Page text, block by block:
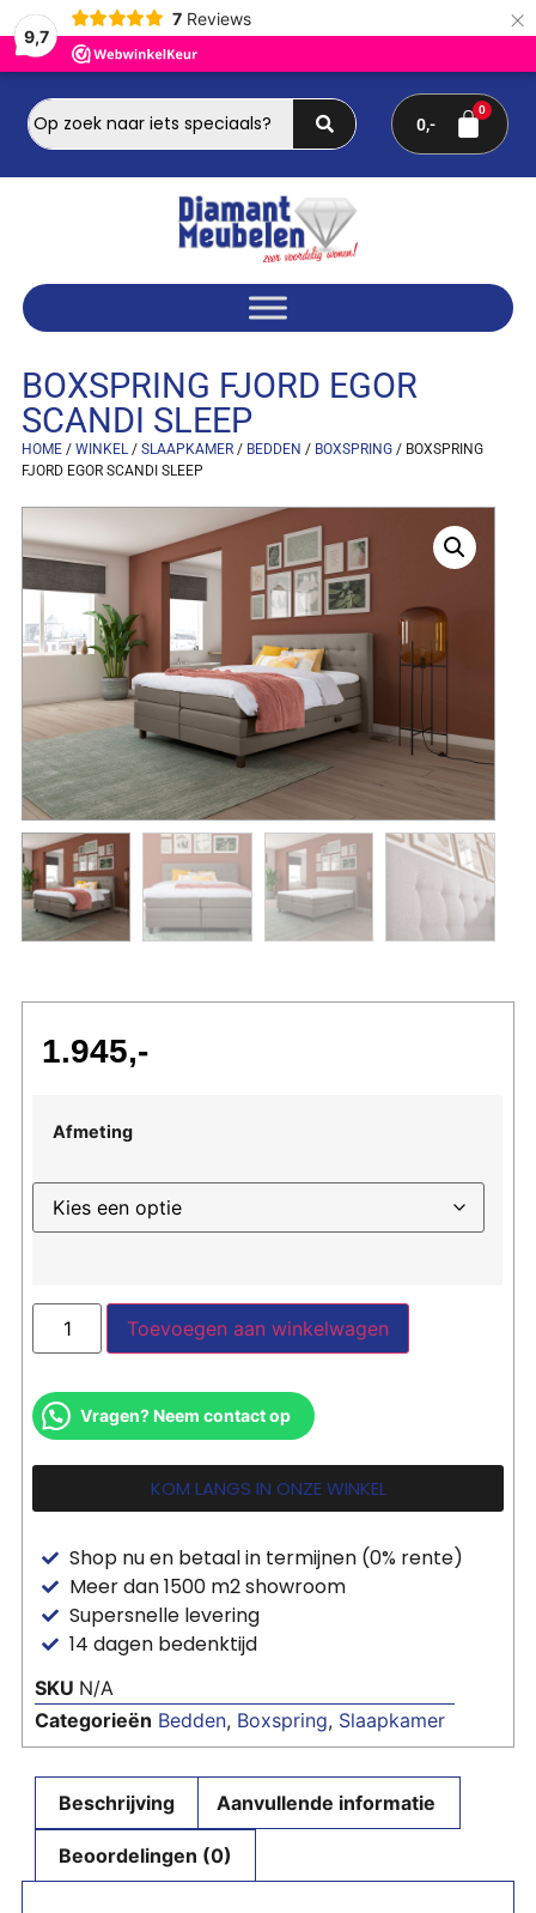
9,7
7 Reviews ×
0
BOXSPRING FJORD EGOR
SCANDI SLEEP
HOME/ WINKEL/ SLAAPKAMER/ BEDDEN / BOXSPRING/ BOXSPRING
FJORD EGOR SCANDI SLEEP
1.945
Afmeting
Toevoegen aan winkelwagen
Vragen? Neem contact op
KOM LANGS IN ONZE WINKEL
Shop nu en betaal in termijnen (0% rente)
Meer dan 1500 m2 showroom
Supersnelle levering
14 dagen bedenktijd
SKU N/A
Categorieën Bedden, Boxspring, Slaapkamer
Beschrijving Aanvullende informatie
Beoordelingen (0)